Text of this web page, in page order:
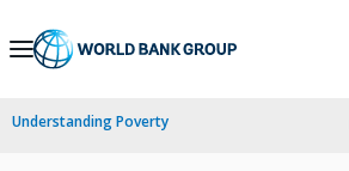
Skip
Navigation
Understanding Poverty